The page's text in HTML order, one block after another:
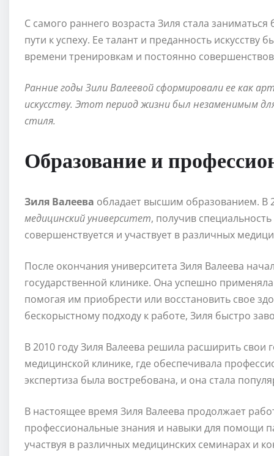
С самого раннего возраста Зиля стала
пути к успеху. Ее талант и преданность
времени тренировкам и постоянно
Ранние годы Зили Валеевой сформировали ее как
искусству. Этот период жизни был незаменимым
стиля.
Образование и
Зиля Валеева обладает высшим образованием. В
медицинский университет, получив
совершенствуется и участвует в различных
После окончания университета Зиля Валеева
государственной клинике. Она успешно
помогая им приобрести или восстановить свое
бескорыстному подходу к работе, Зиля быстро
В 2010 году Зиля Валеева решила расширить свои
медицинской клинике, где обеспечивала
экспертиза была востребована, и она стала
В настоящее время Зиля Валеева продолжает
профессиональные знания и навыки для помощи
участвуя в различных медицинских семинарах и